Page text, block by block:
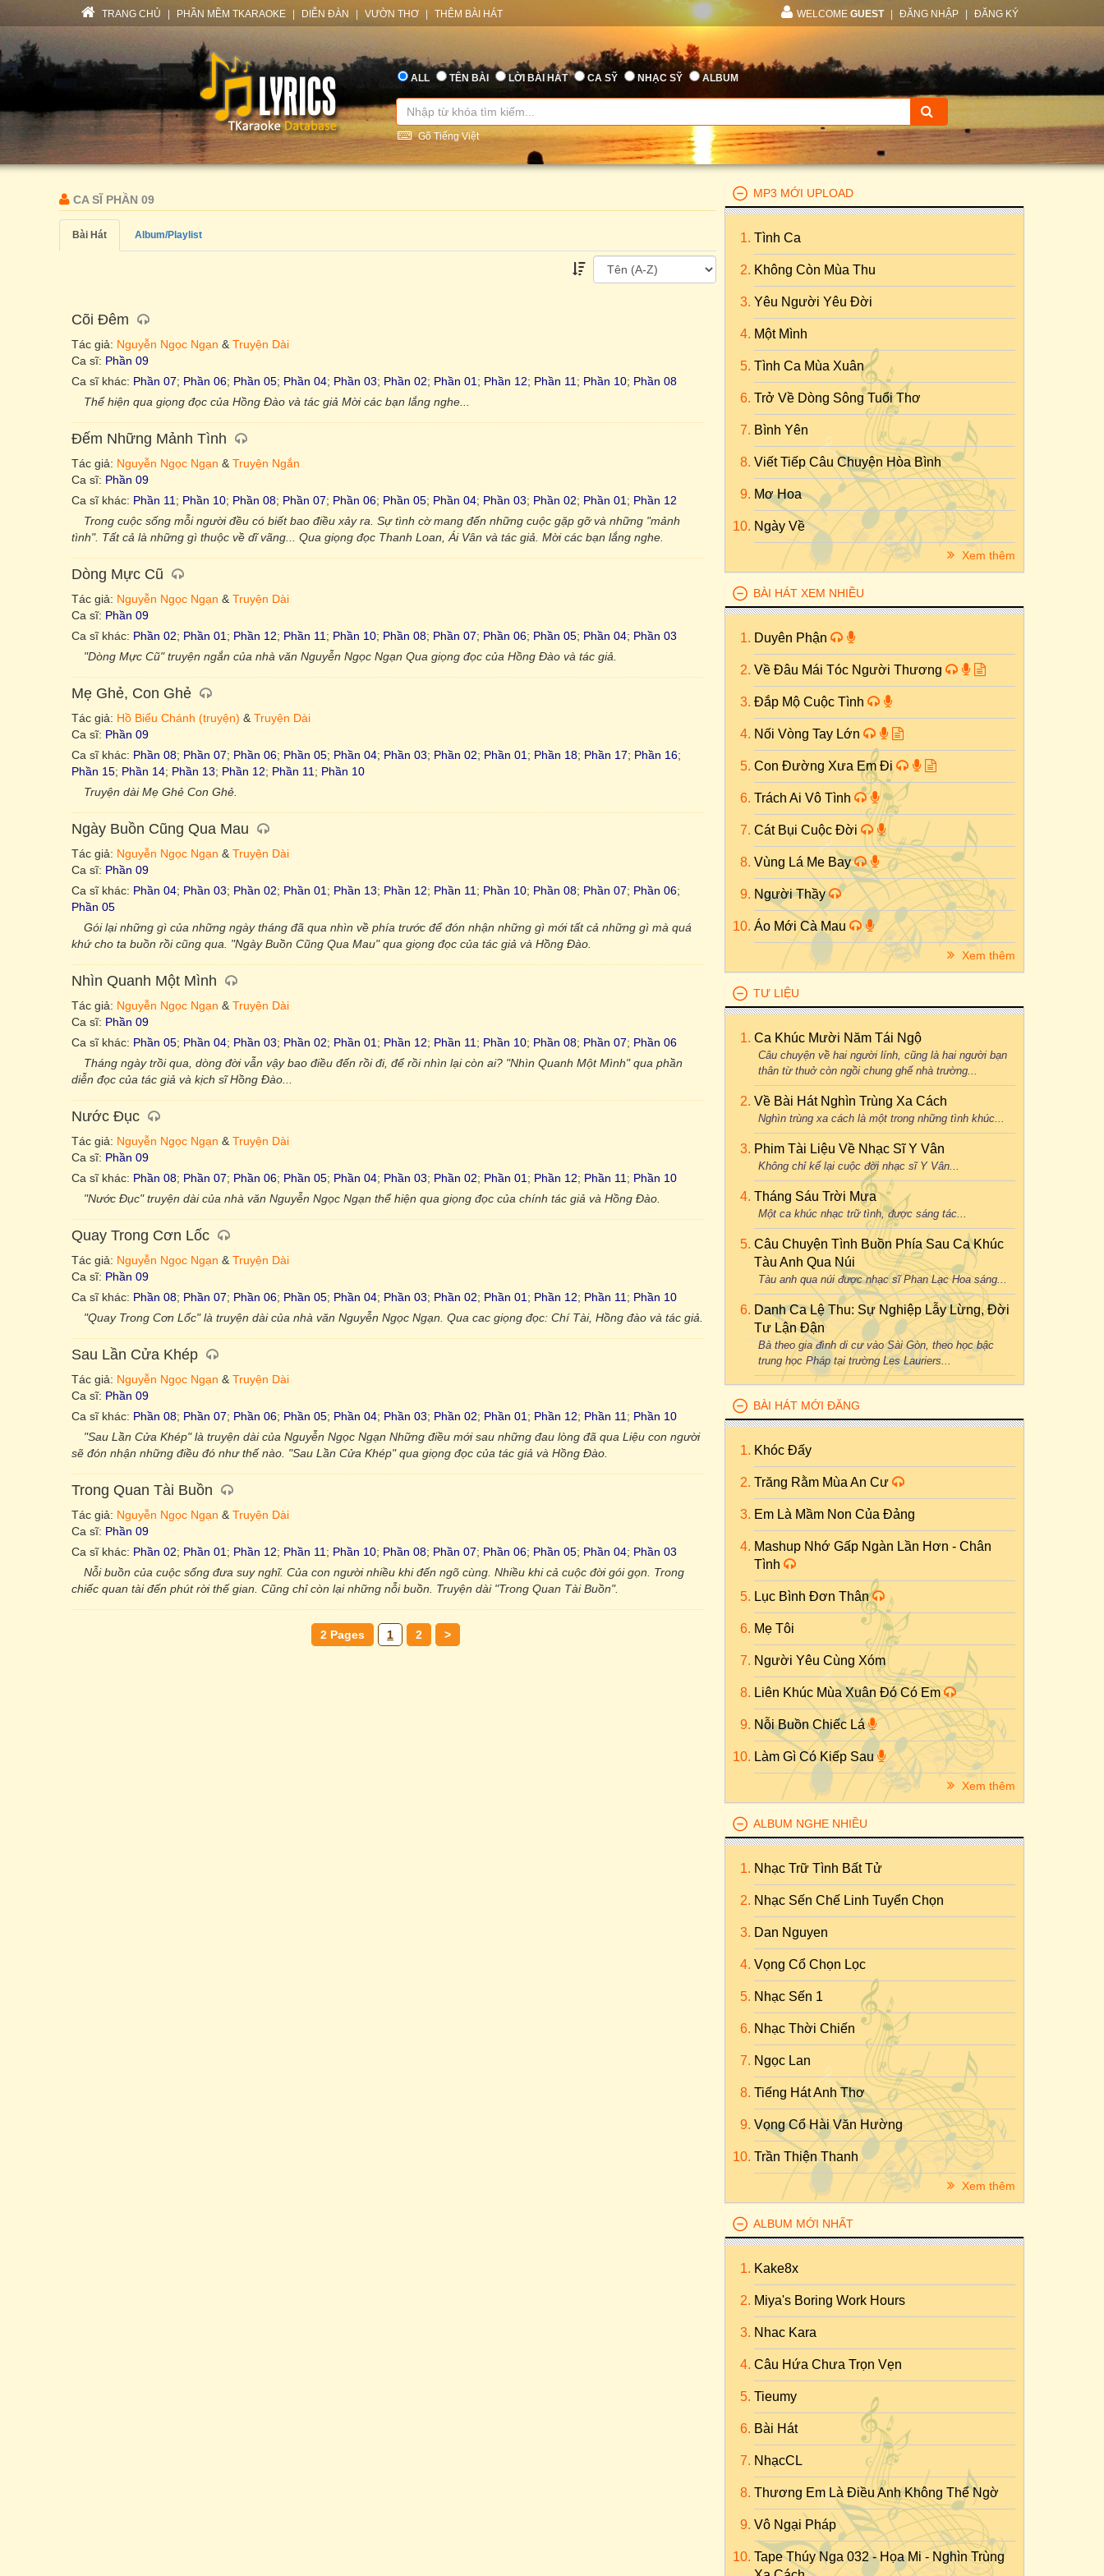
TRANG CHỦ PHẦN MỀM TKARAOKE DIỄN ĐÀN VƯỜN THƠ THÊM BÀI HÁT WELCOME GUEST ĐĂNG NHẬP ĐĂNG KÝ
ALL TÊN BÀI LỜI BÀI HÁT CA SỸ NHẠC SỸ ALBUM
Gõ Tiếng Việt
CA SĨ PHẦN 09
Bài Hát Album/Playlist
Cõi Đêm
Tác giả: Nguyễn Ngọc Ngạn & Truyện Dài
Ca sĩ: Phần 09
Ca sĩ khác: Phần 07; Phần 06; Phần 05; Phần 04; Phần 03; Phần 02; Phần 01 ; Phần 12; Phần 11 ; Phần 10; Phần 08
Thể hiện qua giọng đọc của Hồng Đào và tác giả Mời các bạn lắng nghe...
Đếm Những Mảnh Tình
Tác giả: Nguyễn Ngọc Ngạn & Truyện Ngắn
Ca sĩ: Phần 09
Ca sĩ khác: Phần 11 ; Phần 10; Phần 08; Phần 07; Phần 06; Phần 05; Phần 04; Phần 03; Phần 02; Phần 01 ; Phần 12
Trong cuộc sống mỗi người đều có biết bao điều xảy ra. Sự tình cờ mang đến những cuộc gặp gỡ và những "mảnh
tình". Tất cả là những gì thuộc về dĩ vãng... Qua giọng đọc Thanh Loan, Ái Vân và tác giả. Mời các bạn lắng nghe.
Dòng Mực Cũ
Tác giả: Nguyễn Ngọc Ngạn & Truyện Dài
Ca sĩ: Phần 09
Ca sĩ khác: Phần 02; Phần 01 ; Phần 12; Phần 11 ; Phần 10; Phần 08; Phần 07; Phần 06; Phần 05; Phần 04; Phần 03
"Dòng Mực Cũ" truyện ngắn của nhà văn Nguyễn Ngọc Ngạn Qua giọng đọc của Hồng Đào và tác giả.
Mẹ Ghẻ, Con Ghẻ
Tác giả: Hồ Biểu Chánh (truyện) & Truyện Dài
Ca sĩ: Phần 09
Ca sĩ khác: Phần 08; Phần 07; Phần 06; Phần 05; Phần 04; Phần 03; Phần 02; Phần 01 ; Phần 18; Phần 17; Phần 16;
Phần 15; Phần 14; Phần 13; Phần 12; Phần 11 ; Phần 10
Truyện dài Mẹ Ghẻ Con Ghẻ.
Ngày Buồn Cũng Qua Mau
Tác giả: Nguyễn Ngọc Ngạn & Truyện Dài
Ca sĩ: Phần 09
Ca sĩ khác: Phần 04; Phần 03; Phần 02; Phần 01 ; Phần 13; Phần 12; Phần 11 ; Phần 10; Phần 08; Phần 07; Phần 06;
Phần 05
Gói lại những gì của những ngày tháng đã qua nhìn về phía trước để đón nhận những gì mới tất cả những gì mà quá
khứ cho ta buồn rồi cũng qua. "Ngày Buồn Cũng Qua Mau" qua giọng đọc của tác giả và Hồng Đào.
Nhìn Quanh Một Mình
Tác giả: Nguyễn Ngọc Ngạn & Truyện Dài
Ca sĩ: Phần 09
Ca sĩ khác: Phần 05; Phần 04; Phần 03; Phần 02; Phần 01 ; Phần 12; Phần 11 ; Phần 10; Phần 08; Phần 07; Phần 06
Tháng ngày trồi qua, dòng đời vẫn vậy bao điều đến rồi đi, để rồi nhìn lại còn ai? "Nhìn Quanh Một Mình" qua phần
diễn đọc của tác giả và kịch sĩ Hồng Đào...
Nước Đục
Tác giả: Nguyễn Ngọc Ngạn & Truyện Dài
Ca sĩ: Phần 09
Ca sĩ khác: Phần 08; Phần 07; Phần 06; Phần 05; Phần 04; Phần 03; Phần 02; Phần 01 ; Phần 12; Phần 11 ; Phần 10
"Nước Đục" truyện dài của nhà văn Nguyễn Ngọc Ngạn thể hiện qua giọng đọc của chính tác giả và Hồng Đào.
Quay Trong Cơn Lốc
Tác giả: Nguyễn Ngọc Ngạn & Truyện Dài
Ca sĩ: Phần 09
Ca sĩ khác: Phần 08; Phần 07; Phần 06; Phần 05; Phần 04; Phần 03; Phần 02; Phần 01 ; Phần 12; Phần 11 ; Phần 10
"Quay Trong Cơn Lốc" là truyện dài của nhà văn Nguyễn Ngọc Ngạn. Qua cac giọng đọc: Chí Tài, Hồng đào và tác giả.
Sau Lần Cửa Khép
Tác giả: Nguyễn Ngọc Ngạn & Truyện Dài
Ca sĩ: Phần 09
Ca sĩ khác: Phần 08; Phần 07; Phần 06; Phần 05; Phần 04; Phần 03; Phần 02; Phần 01 ; Phần 12; Phần 11 ; Phần 10
"Sau Lần Cửa Khép" là truyện dài của Nguyễn Ngọc Ngạn Những điều mới sau những đau lòng đã qua Liệu con người
sẽ đón nhận những điều đó như thế nào. "Sau Lần Cửa Khép" qua giọng đọc của tác giả và Hồng Đào.
Trong Quan Tài Buồn
Tác giả: Nguyễn Ngọc Ngạn & Truyện Dài
Ca sĩ: Phần 09
Ca sĩ khác: Phần 02; Phần 01 ; Phần 12; Phần 11 ; Phần 10; Phần 08; Phần 07; Phần 06; Phần 05; Phần 04; Phần 03
Nỗi buồn của cuộc sống đưa suy nghĩ. Của con người nhiều khi đến ngõ cùng. Nhiều khi cả cuộc đời gói gọn. Trong
chiếc quan tài đến phút rời thế gian. Cũng chỉ còn lại những nỗi buồn. Truyện dài "Trong Quan Tài Buồn".
2 Pages 1 2 >
MP3 MỚI UPLOAD
Tình Ca
Không Còn Mùa Thu
Yêu Người Yêu Đời
Một Mình
Tình Ca Mùa Xuân
Trở Về Dòng Sông Tuổi Thơ
Bình Yên
Viết Tiếp Câu Chuyện Hòa Bình
Mơ Hoa
Ngày Về
Xem thêm
BÀI HÁT XEM NHIỀU
Duyên Phận
Về Đâu Mái Tóc Người Thương
Đắp Mộ Cuộc Tình
Nối Vòng Tay Lớn
Con Đường Xưa Em Đi
Trách Ai Vô Tình
Cát Bụi Cuộc Đời
Vùng Lá Me Bay
Người Thầy
Áo Mới Cà Mau
Xem thêm
TƯ LIỆU
Ca Khúc Mười Năm Tái Ngộ
Câu chuyện về hai người lính, cũng là hai người bạn
thân từ thuở còn ngồi chung ghế nhà trường...
Về Bài Hát Nghìn Trùng Xa Cách
Nghìn trùng xa cách là một trong những tình khúc...
Phim Tài Liệu Về Nhạc Sĩ Y Vân
Không chỉ kể lại cuộc đời nhạc sĩ Y Vân...
Tháng Sáu Trời Mưa
Một ca khúc nhạc trữ tình, được sáng tác...
Câu Chuyện Tình Buồn Phía Sau Ca Khúc
Tàu Anh Qua Núi
Tàu anh qua núi được nhạc sĩ Phan Lạc Hoa sáng...
Danh Ca Lệ Thu: Sự Nghiệp Lẫy Lừng, Đời
Tư Lận Đận
Bà theo gia đình di cư vào Sài Gòn, theo học bậc
trung học Pháp tại trường Les Lauriers...
BÀI HÁT MỚI ĐĂNG
Khóc Đấy
Trăng Rằm Mùa An Cư
Em Là Mầm Non Của Đảng
Mashup Nhớ Gấp Ngàn Lần Hơn - Chân
Tình
Lục Bình Đơn Thân
Mẹ Tôi
Người Yêu Cùng Xóm
Liên Khúc Mùa Xuân Đó Có Em
Nỗi Buồn Chiếc Lá
Làm Gì Có Kiếp Sau
Xem thêm
ALBUM NGHE NHIỀU
Nhạc Trữ Tình Bất Tử
Nhạc Sến Chế Linh Tuyển Chọn
Dan Nguyen
Vọng Cổ Chọn Lọc
Nhạc Sến 1
Nhạc Thời Chiến
Ngọc Lan
Tiếng Hát Anh Thơ
Vọng Cổ Hài Văn Hường
Trần Thiện Thanh
Xem thêm
ALBUM MỚI NHẤT
Kake8x
Miya's Boring Work Hours
Nhac Kara
Câu Hứa Chưa Trọn Vẹn
Tieumy
Bài Hát
NhạcCL
Thương Em Là Điều Anh Không Thể Ngờ
Vô Ngại Pháp
Tape Thúy Nga 032 - Họa Mi - Nghìn Trùng